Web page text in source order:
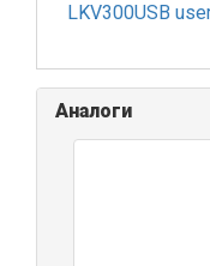
LKV300USB
Аналоги